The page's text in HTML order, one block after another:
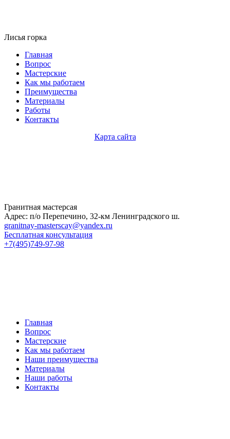
Лисья горка
Главная
Вопрос
Мастерские
Как мы работаем
Преимущества
Материалы
Работы
Контакты
Карта сайта
Гранитная мастерсая
Адрес: п/о Перепечино, 32-км Ленинградского ш.
granitnay-masterscay@yandex.ru
Бесплатная консультация
+7(495)749-97-98
Главная
Вопрос
Мастерские
Как мы работаем
Наши преимущества
Материалы
Наши работы
Контакты